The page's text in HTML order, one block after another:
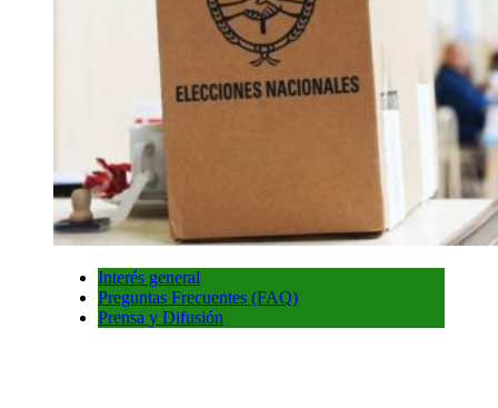
Interés general
Preguntas Frecuentes (FAQ)
Prensa y Difusión